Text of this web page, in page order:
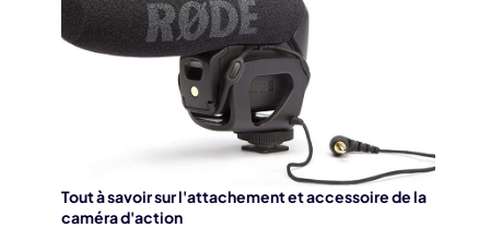
Tout à savoir sur l'attachement et accessoire de la
caméra d'action